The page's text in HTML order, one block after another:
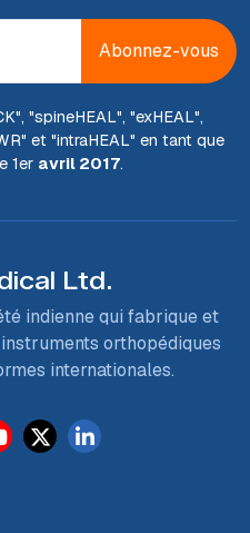
Abonnez-vous
", "spineHEAL", "exHEAL",
" et "intraHEAL" en tant que
1er avril 2017.
Ltd.
indienne qui fabrique et
orthopédiques
internationales.